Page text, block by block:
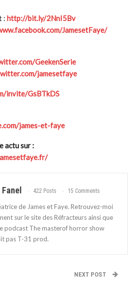
: http://bit.ly/2NnI5Bv
JamesetFaye/
GeekenSerie
jamesetfaye
invite/GsBTkDS
james-et-faye
actu sur :
422 Posts 15 Comments
de James et Faye. Retrouvez-moi
sur le site des Réfracteurs ainsi que
podcast The masterof horror show
pas T-31 prod.
NEXT POST